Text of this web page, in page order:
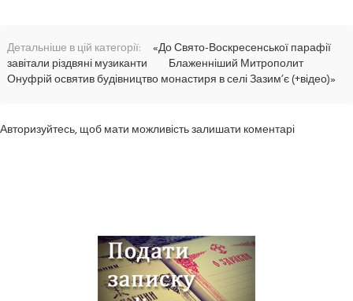
Детальніше в цій категорії:
«До Свято-Воскресенської парафії
завітали різдвяні музиканти
Блаженніший Митрополит
Онуфрій освятив будівництво монастиря в селі Зазим’є (+відео)»
Авторизуйтесь, щоб мати можливість залишати коментарі